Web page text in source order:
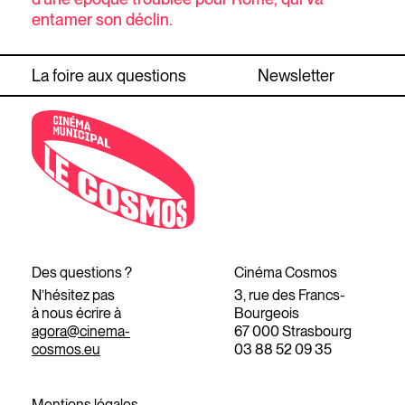
entamer son déclin.
La foire aux questions Newsletter
Des questions ?
N’hésitez pas
à nous écrire à
agora@cinema-
cosmos.eu
Cinéma Cosmos
3, rue des Francs-
Bourgeois
67 000 Strasbourg
03 88 52 09 35